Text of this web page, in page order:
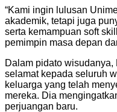
“Kami ingin lulusan
akademik, tetapi juga
serta kemampuan soft
pemimpin masa depan
Dalam pidato
selamat kepada seluruh
keluarga yang telah
mereka. Dia
perjuangan baru.